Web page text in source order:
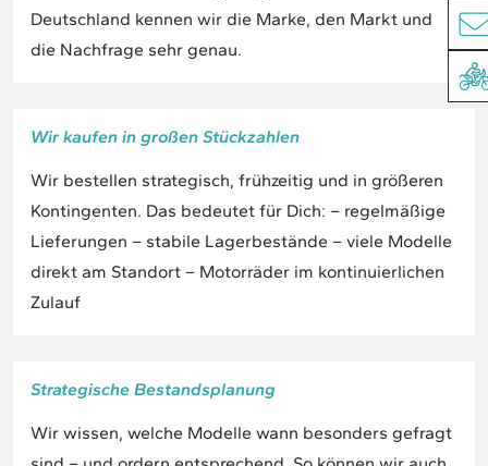
Deutschland kennen wir die Marke, den Markt und
die Nachfrage sehr genau.
Wir kaufen in großen Stückzahlen
Wir bestellen strategisch, frühzeitig und in größeren
Kontingenten. Das bedeutet für Dich: – regelmäßige
Lieferungen – stabile Lagerbestände – viele Modelle
direkt am Standort – Motorräder im kontinuierlichen
Zulauf
Strategische Bestandsplanung
Wir wissen, welche Modelle wann besonders gefragt